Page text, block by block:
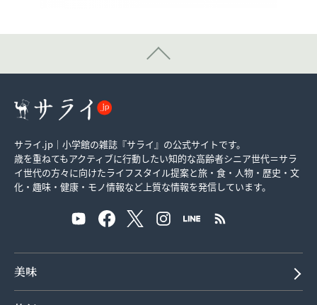
サライ.jp｜小学館の雑誌『サライ』の公式サイトです。
歳を重ねてもアクティブに行動したい知的な高齢者シニア世代＝サラ
イ世代の方々に向けたライフスタイル提案と旅・食・人物・歴史・文
化・趣味・健康・モノ情報など上質な情報を発信しています。
美味